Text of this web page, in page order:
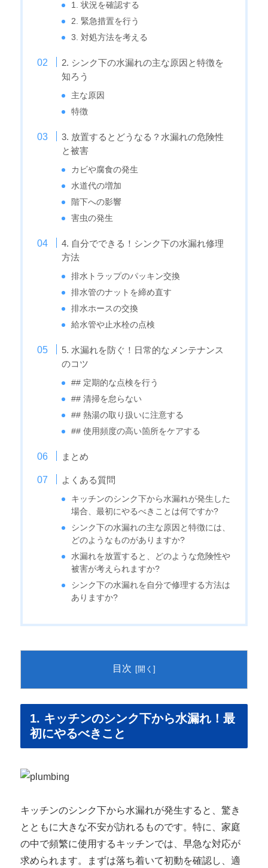
1. 状況を確認する
2. 緊急措置を行う
3. 対処方法を考える
2. シンク下の水漏れの主な原因と特徴を
知ろう
主な原因
特徴
3. 放置するとどうなる？水漏れの危険性
と被害
カビや腐食の発生
水道代の増加
階下への影響
害虫の発生
4. 自分でできる！シンク下の水漏れ修理
方法
排水トラップのパッキン交換
排水管のナットを締め直す
排水ホースの交換
給水管や止水栓の点検
5. 水漏れを防ぐ！日常的なメンテナンス
のコツ
## 定期的な点検を行う
## 清掃を怠らない
## 熱湯の取り扱いに注意する
## 使用頻度の高い箇所をケアする
まとめ
よくある質問
キッチンのシンク下から水漏れが発生した
場合、最初にやるべきことは何ですか?
シンク下の水漏れの主な原因と特徴には、
どのようなものがありますか?
水漏れを放置すると、どのような危険性や
被害が考えられますか?
シンク下の水漏れを自分で修理する方法は
ありますか?
目次
1. キッチンのシンク下から水漏れ！最
初にやるべきこと
キッチンのシンク下から水漏れが発生すると、驚き
とともに大きな不安が訪れるものです。特に、家庭
の中で頻繁に使用するキッチンでは、早急な対応が
求められます。まずは落ち着いて初動を確認し、適